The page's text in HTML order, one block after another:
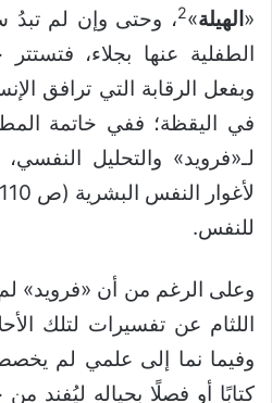
« الهيلة»
2، وحتى وإن لم تبدُ
الطفلية عنها بجلاء،
وبفعل الرقابة التي ترافق
في اليقظة؛ ففي خاتمة
لـ«فرويد» والتحليل
للنفس.
وعلى الرغم من أن
اللثام عن تفسيرات لتلك
وفيما نما إلى علمي لم
كتابًا أو فصلًا بحياله ليُفند